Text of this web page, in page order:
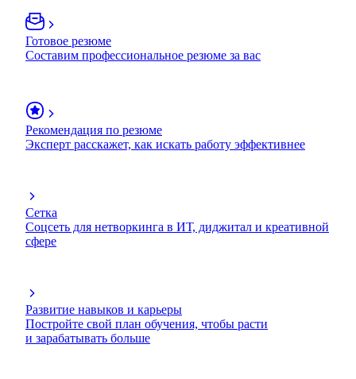
Готовое резюме
Составим профессиональное резюме за вас
Рекомендация по резюме
Эксперт расскажет, как искать работу эффективнее
Сетка
Соцсеть для нетворкинга в ИТ, диджитал и креативной
сфере
Развитие навыков и карьеры
Постройте свой план обучения, чтобы расти
и зарабатывать больше